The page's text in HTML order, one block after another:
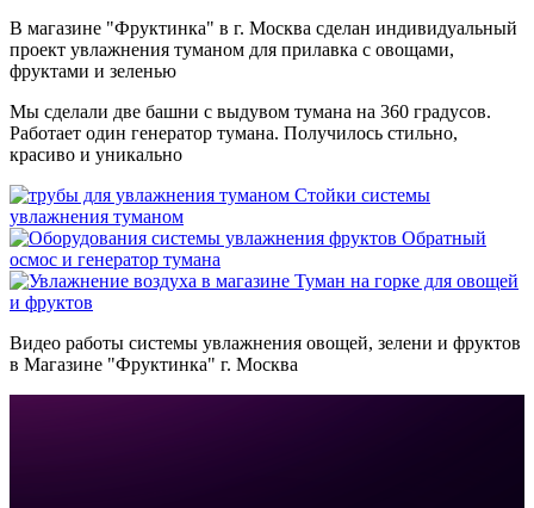
В магазине "Фруктинка" в г. Москва сделан индивидуальный
проект увлажнения туманом для прилавка с овощами,
фруктами и зеленью
Мы сделали две башни с выдувом тумана на 360 градусов.
Работает один генератор тумана. Получилось стильно,
красиво и уникально
Стойки системы
увлажнения туманом
Обратный
осмос и генератор тумана
Туман на горке для овощей
и фруктов
Видео работы системы увлажнения овощей, зелени и фруктов
в Магазине "Фруктинка" г. Москва